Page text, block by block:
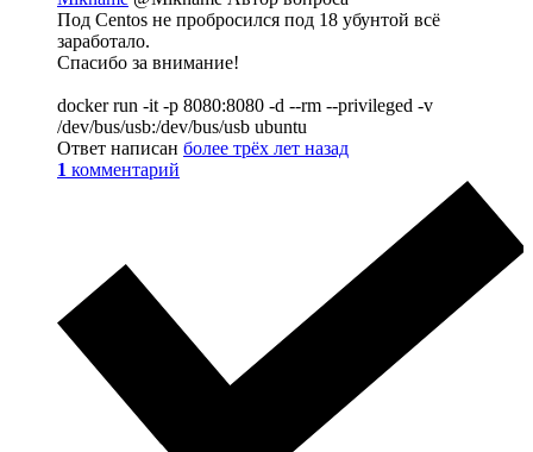
Под Centos не пробросился под 18 убунтой всё
заработало.
Спасибо за внимание!
docker run -it -p 8080:8080 -d --rm --privileged -v
/dev/bus/usb:/dev/bus/usb ubuntu
Ответ написан более трёх лет назад
1 комментарий